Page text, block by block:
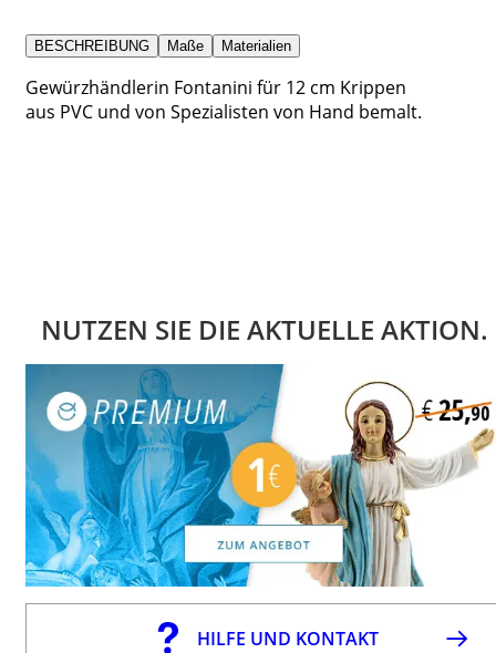
BESCHREIBUNG Maße Materialien
Gewürzhändlerin Fontanini für 12 cm Krippen
aus PVC und von Spezialisten von Hand bemalt.
NUTZEN SIE DIE AKTUELLE AKTION.
HILFE UND KONTAKT